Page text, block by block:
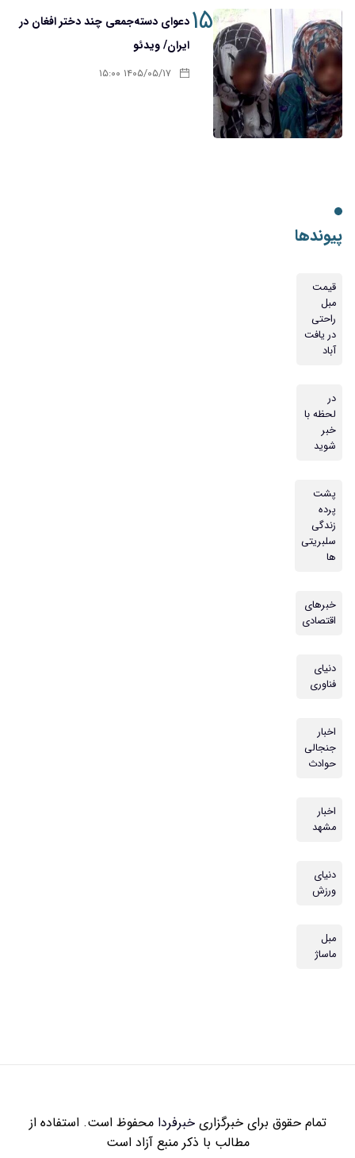
۱۵دعوای دسته‌جمعی چند دختر افغان در
ایران/ ویدئو
۱۴۰۵/۰۵/۱۷ ۱۵:۰۰
پیوندها
قیمت
مبل
راحتی
در یافت
آباد
در
لحظه با
خبر
شوید
پشت
پرده
زندگی
سلبریتی
ها
خبرهای
اقتصادی
دنیای
فناوری
اخبار
جنجالی
حوادث
اخبار
مشهد
دنیای
ورزش
مبل
ماساژ
تمام حقوق برای خبرگزاریخبرفردامحفوظ است. استفاده از
مطالب با ذکر منبع آزاد است